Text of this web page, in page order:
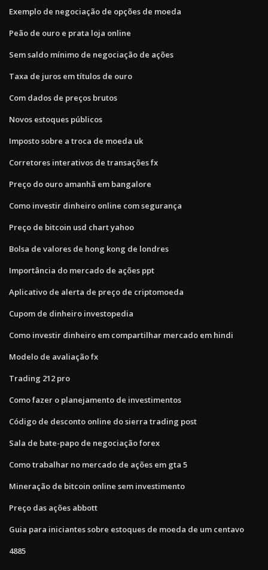
Exemplo de negociação de opções de moeda
Peão de ouro e prata loja online
Sem saldo mínimo de negociação de ações
Taxa de juros em títulos de ouro
Com dados de preços brutos
Novos estoques públicos
Imposto sobre a troca de moeda uk
Corretores interativos de transações fx
Preço do ouro amanhã em bangalore
Como investir dinheiro online com segurança
Preço de bitcoin usd chart yahoo
Bolsa de valores de hong kong de londres
Importância do mercado de ações ppt
Aplicativo de alerta de preço de criptomoeda
Cupom de dinheiro investopedia
Como investir dinheiro em compartilhar mercado em hindi
Modelo de avaliação fx
Trading 212 pro
Como fazer o planejamento de investimentos
Código de desconto online do sierra trading post
Sala de bate-papo de negociação forex
Como trabalhar no mercado de ações em gta 5
Mineração de bitcoin online sem investimento
Preço das ações abbott
Guia para iniciantes sobre estoques de moeda de um centavo
4885